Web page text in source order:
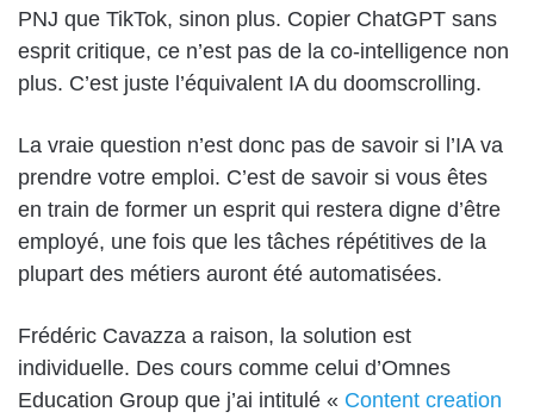
PNJ que TikTok, sinon plus. Copier ChatGPT sans
esprit critique, ce n’est pas de la co-intelligence non
plus. C’est juste l’équivalent IA du doomscrolling.
La vraie question n’est donc pas de savoir si l’IA va
prendre votre emploi. C’est de savoir si vous êtes
en train de former un esprit qui restera digne d’être
employé, une fois que les tâches répétitives de la
plupart des métiers auront été automatisées.
Frédéric Cavazza a raison, la solution est
individuelle. Des cours comme celui d’Omnes
Education Group que j’ai intitulé « Content creation